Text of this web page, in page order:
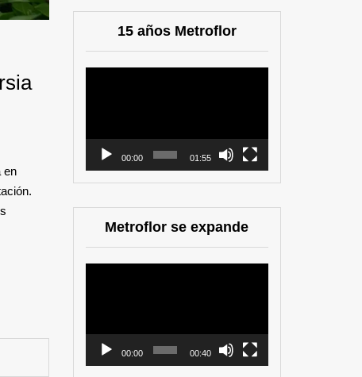
en
15 años Metroflor
00:00 01:55
Metroflor se expande
00:00 00:40